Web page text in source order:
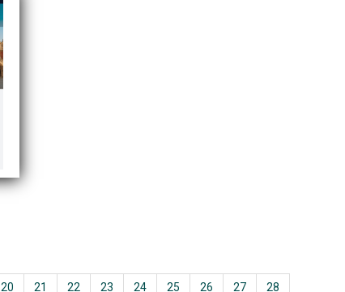
20 21 22 23 24 25 26 27 28